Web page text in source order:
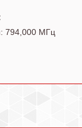
794,000 МГц